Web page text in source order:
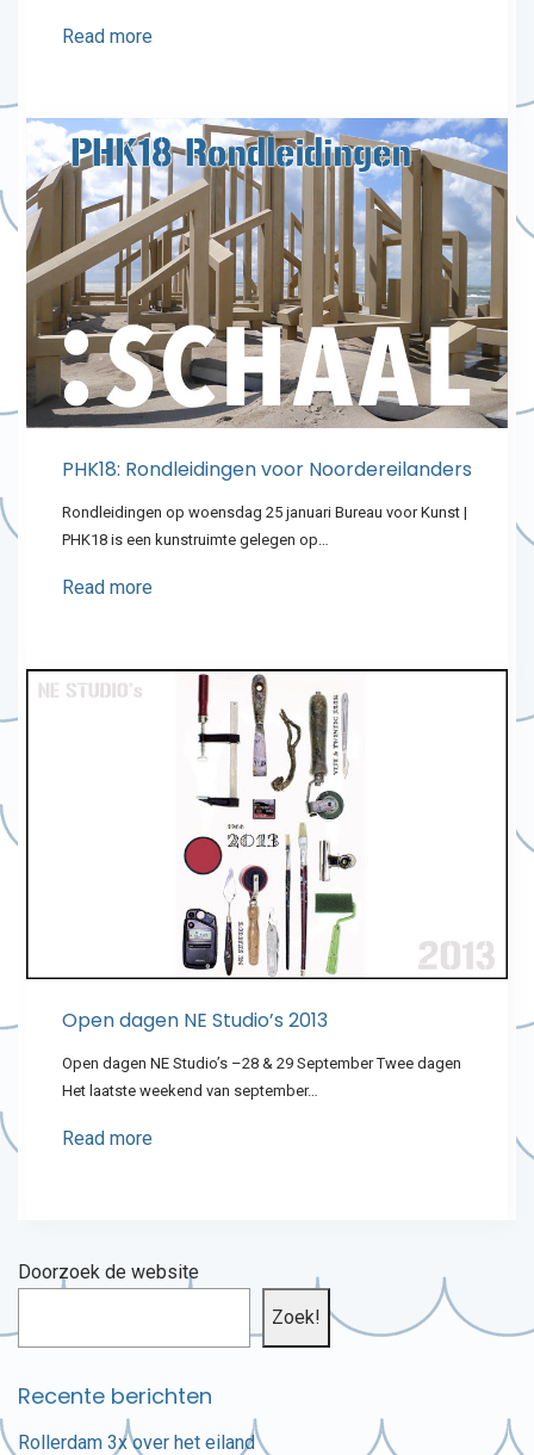
Read more
PHK18: Rondleidingen voor Noordereilanders
Rondleidingen op woensdag 25 januari Bureau voor Kunst |
PHK18 is een kunstruimte gelegen op…
Read more
Open dagen NE Studio’s 2013
Open dagen NE Studio’s –28 & 29 September Twee dagen
Het laatste weekend van september…
Read more
Doorzoek de website
Zoek!
Recente berichten
Rollerdam 3x over het eiland